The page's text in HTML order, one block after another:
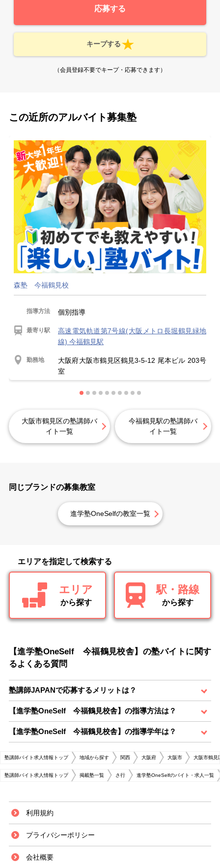
応募する
キープする
（会員登録不要でキープ・応募できます）
この近所のアルバイト募集塾
森塾 今福鶴見校
指導方法 個別指導
最寄り駅
高速電気軌道第7号線(大阪メトロ長堀鶴見緑地
線) 今福鶴見駅
勤務地
大阪府大阪市鶴見区鶴見3-5-12 尾本ビル 203号
室
大阪市鶴見区の塾講師バ
イト一覧
今福鶴見駅の塾講師バ
イト一覧
同じブランドの募集教室
進学塾OneSelfの教室一覧
エリアを指定して検索する
エリア
から探す
駅・路線
から探す
【進学塾OneSelf 今福鶴見校舎】の塾バイトに関す
るよくある質問
塾講師JAPANで応募するメリットは？
【進学塾OneSelf 今福鶴見校舎】の指導方法は？
【進学塾OneSelf 今福鶴見校舎】の指導学年は？
塾講師バイト求人情報トップ 地域から探す 関西 大阪府 大阪市 大阪市鶴見
塾講師バイト求人情報トップ 掲載塾一覧 さ行 進学塾OneSelfのバイト・求人一覧
利用規約
プライバシーポリシー
会社概要